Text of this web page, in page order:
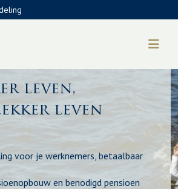
leven,
leven
voor je werknemers, betaalbaar
en benodigd pensioen